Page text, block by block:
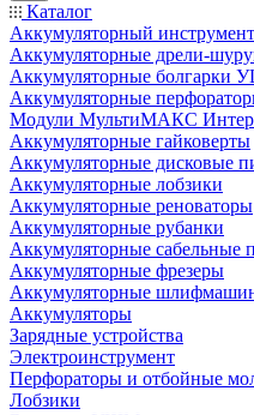
Каталог
Аккумуляторный инструмент
Аккумуляторные дрели-
Аккумуляторные болгарки
Аккумуляторные
Модули МультиМАКС
Аккумуляторные гайковерты
Аккумуляторные дисковые
Аккумуляторные лобзики
Аккумуляторные реноваторы
Аккумуляторные рубанки
Аккумуляторные сабельные
Аккумуляторные фрезеры
Аккумуляторные
Аккумуляторы
Зарядные устройства
Электроинструмент
Перфораторы и отбойные
Лобзики